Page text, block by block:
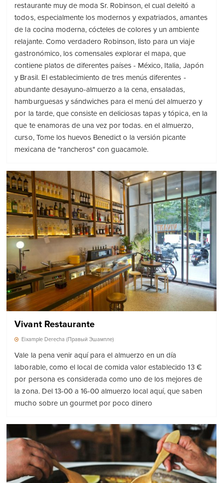
restaurante muy de moda Sr. Robinson, el cual deleitó a
todos, especialmente los modernos y expatriados, amantes
de la cocina moderna, cócteles de colores y un ambiente
relajante. Como verdadero Robinson, listo para un viaje
gastronómico, los comensales explorar el mapa, que
contiene platos de diferentes países - México, Italia, Japón
y Brasil. El establecimiento de tres menús diferentes -
abundante desayuno-almuerzo a la cena, ensaladas,
hamburguesas y sándwiches para el menú del almuerzo y
por la tarde, que consiste en deliciosas tapas y tópica, en la
que te enamoras de una vez por todas. en el almuerzo,
curso, Tome los huevos Benedict o la versión picante
mexicana de "rancheros" con guacamole.
Vivant Restaurante
Eixample Derecha (Правый Эшампле)
Vale la pena venir aquí para el almuerzo en un día
laborable, como el local de comida valor establecido 13 €
por persona es considerada como uno de los mejores de
la zona. Del 13-00 a 16-00 almuerzo local aquí, que saben
mucho sobre un gourmet por poco dinero